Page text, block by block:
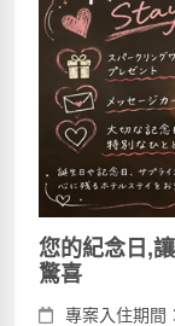
您的紀念日,
驚喜
專案入住期間